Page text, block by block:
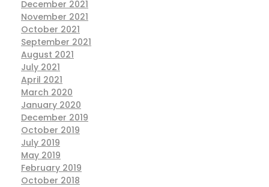
December 2021
November 2021
October 2021
September 2021
August 2021
July 2021
April 2021
March 2020
January 2020
December 2019
October 2019
July 2019
May 2019
February 2019
October 2018